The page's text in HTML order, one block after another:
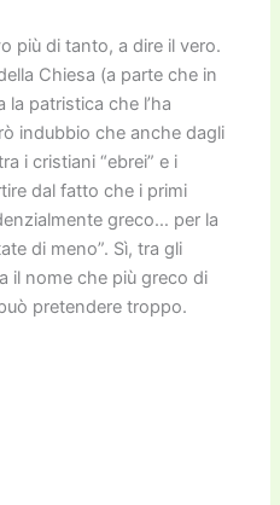
più di tanto, a dire il vero.
Chiesa (a parte che in
patristica che l’ha
indubbio che anche dagli
i cristiani “ebrei” e i
dal fatto che i primi
greco… per la
di meno”. Sì, tra gli
il nome che più greco di
pretendere troppo.